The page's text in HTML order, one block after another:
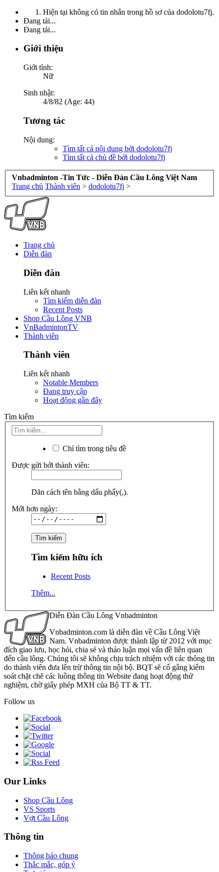
Hiện tại không có tin nhắn trong hồ sơ của dodolotu7fj.
Đang tải...
Đang tải...
Giới thiệu
Giới tính:
Nữ
Sinh nhật:
4/8/82 (Age: 44)
Tương tác
Nội dung:
Tìm tất cả nội dung bởi dodolotu7fj
Tìm tất cả chủ đề bởi dodolotu7fj
Vnbadminton -Tin Tức - Diễn Đàn Cầu Lông Việt Nam
Trang chủ Thành viên > dodolotu7fj >
Trang chủ
Diễn đàn
Diễn đàn
Liên kết nhanh
Tìm kiếm diễn đàn
Recent Posts
Shop Cầu Lông VNB
VnBadmintonTV
Thành viên
Thành viên
Liên kết nhanh
Notable Members
Đang truy cập
Hoạt động gần đây
Tìm kiếm
Chỉ tìm trong tiêu đề
Được gửi bởi thành viên:
Dãn cách tên bằng dấu phẩy(,).
Mới hơn ngày:
Tìm kiếm hữu ích
Recent Posts
Thêm...
Diễn Đàn Cầu Lông Vnbadminton
Vnbadminton.com là diễn đàn về Cầu Lông Việt
Nam. Vnbadminton được thành lập từ 2012 với mục
đích giao lưu, học hỏi, chia sẻ và thảo luận mọi vấn đề liên quan
đến cầu lông. Chúng tôi sẽ không chịu trách nhiệm với các thông tin
do thành viên đưa lên trừ thông tin nội bộ. BQT sẽ cố gắng kiểm
soát chặt chẽ các luồng thông tin Website đang hoạt động thử
nghiệm, chờ giấy phép MXH của Bộ TT & TT.
Follow us
Our Links
Shop Cầu Lông
VS Sports
Vợt Cầu Lông
Thông tin
Thông báo chung
Thắc mắc, góp ý